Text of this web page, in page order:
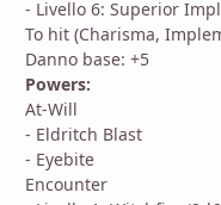
- Livello 6: Superior
To hit (Charisma,
Danno base: +5
Powers:
At-Will
- Eldritch Blast
- Eyebite
Encounter